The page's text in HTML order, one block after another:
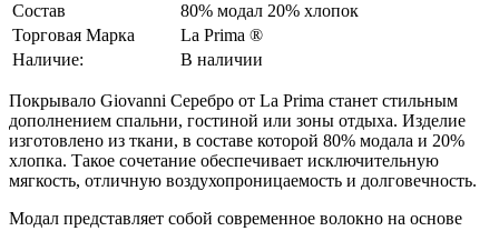
Состав
80% модал 20% хлопок
Торговая Марка
La Prima ®
Наличие:
В наличии
Покрывало Giovanni Серебро от La Prima станет стильным
дополнением спальни, гостиной или зоны отдыха. Изделие
изготовлено из ткани, в составе которой 80% модала и 20%
хлопка. Такое сочетание обеспечивает исключительную
мягкость, отличную воздухопроницаемость и долговечность.
Модал представляет собой современное волокно на основе